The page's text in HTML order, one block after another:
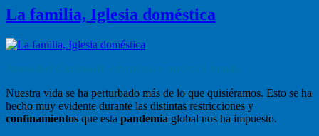
a
mí»”
La familia, Iglesia doméstica
Nuestra vida se ha perturbado más de lo que quisiéramos. Esto se ha
hecho muy evidente durante las distintas restricciones y
confinamientos que esta pandemia global nos ha impuesto.